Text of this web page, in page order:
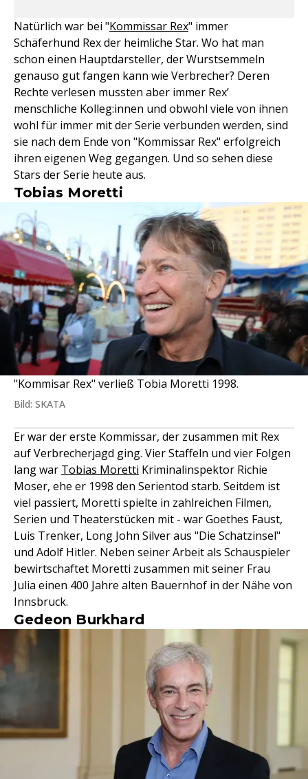
Natürlich war bei "Kommissar Rex" immer
Schäferhund Rex der heimliche Star. Wo hat man
schon einen Hauptdarsteller, der Wurstsemmeln
genauso gut fangen kann wie Verbrecher? Deren
Rechte verlesen mussten aber immer Rex’
menschliche Kolleg:innen und obwohl viele von ihnen
wohl für immer mit der Serie verbunden werden, sind
sie nach dem Ende von "Kommissar Rex" erfolgreich
ihren eigenen Weg gegangen. Und so sehen diese
Stars der Serie heute aus.
Tobias Moretti
"Kommisar Rex" verließ Tobia Moretti 1998.
Bild: SKATA
Er war der erste Kommissar, der zusammen mit Rex
auf Verbrecherjagd ging. Vier Staffeln und vier Folgen
lang war Tobias Moretti Kriminalinspektor Richie
Moser, ehe er 1998 den Serientod starb. Seitdem ist
viel passiert, Moretti spielte in zahlreichen Filmen,
Serien und Theaterstücken mit - war Goethes Faust,
Luis Trenker, Long John Silver aus "Die Schatzinsel"
und Adolf Hitler. Neben seiner Arbeit als Schauspieler
bewirtschaftet Moretti zusammen mit seiner Frau
Julia einen 400 Jahre alten Bauernhof in der Nähe von
Innsbruck.
Gedeon Burkhard